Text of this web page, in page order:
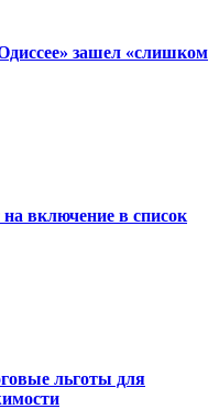
зашел «слишком
включение в список
льготы для